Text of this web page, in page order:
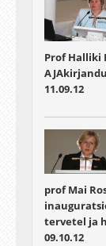
Prof Halliki
11.09.12
prof Mai
tervetel ja
09.10.12